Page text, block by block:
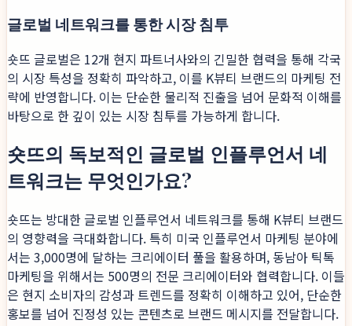
글로벌 네트워크를 통한 시장 침투
숏뜨 글로벌은 12개 현지 파트너사와의 긴밀한 협력을 통해 각국
의 시장 특성을 정확히 파악하고, 이를 K뷰티 브랜드의 마케팅 전
략에 반영합니다. 이는 단순한 물리적 진출을 넘어 문화적 이해를
바탕으로 한 깊이 있는 시장 침투를 가능하게 합니다.
숏뜨의 독보적인 글로벌 인플루언서 네
트워크는 무엇인가요?
숏뜨는 방대한 글로벌 인플루언서 네트워크를 통해 K뷰티 브랜드
의 영향력을 극대화합니다. 특히 미국 인플루언서 마케팅 분야에
서는 3,000명에 달하는 크리에이터 풀을 활용하며, 동남아 틱톡
마케팅을 위해서는 500명의 전문 크리에이터와 협력합니다. 이들
은 현지 소비자의 감성과 트렌드를 정확히 이해하고 있어, 단순한
홍보를 넘어 진정성 있는 콘텐츠로 브랜드 메시지를 전달합니다.